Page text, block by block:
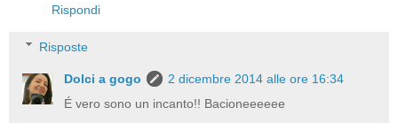
Rispondi
Risposte
Dolci a gogo
2 dicembre 2014 alle ore 16:34
É vero sono un incanto!! Bacioneeeeee